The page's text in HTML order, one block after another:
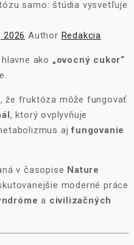
2026 Author Redakcia
ako „ovocný cukor“
že fruktóza môže fungovať
, ktorý ovplyvňuje
ajfungovanie
v časopise Nature
moderné práce
a civilizačných